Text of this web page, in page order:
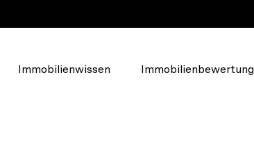
Immobilienwissen Immobilienbewertung